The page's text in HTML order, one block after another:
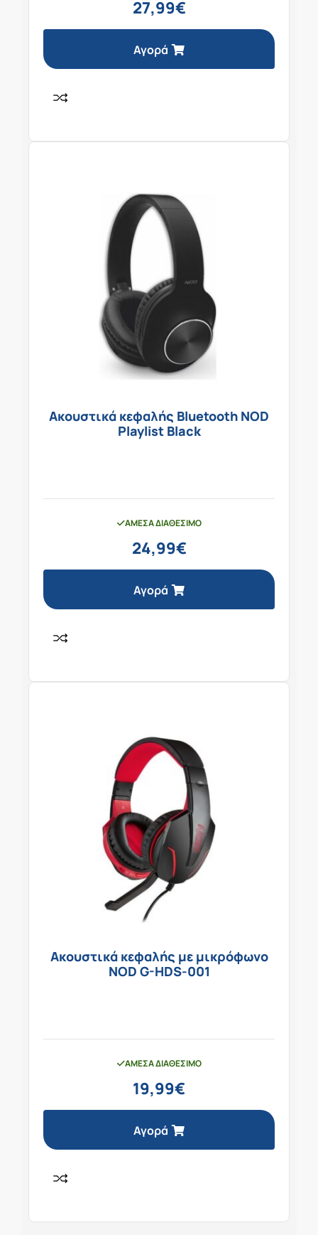
27,99€
Αγορά
Ακουστικά κεφαλής Bluetooth NOD
Playlist Black
ΆΜΕΣΑ ΔΙΑΘΈΣΙΜΟ
24,99€
Αγορά
Ακουστικά κεφαλής με μικρόφωνο
NOD G-HDS-001
ΆΜΕΣΑ ΔΙΑΘΈΣΙΜΟ
19,99€
Αγορά